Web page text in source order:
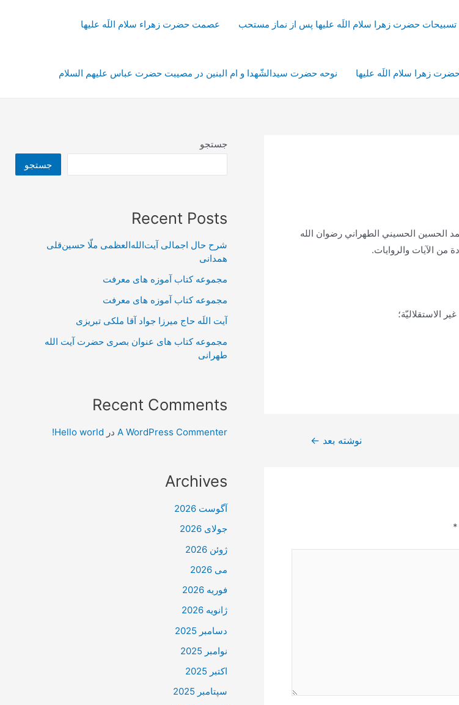
تسبیحات حضرت زهرا سلام اللَه علیها پس از نماز مستحب عصمت حضرت زهراء سلام اللَه علیها
زهرا سلام اللَه علیها نوحه حضرت سیدالشّهدا و ام البنین در مصیبت حضرت عباس علیهم السلام
الحسين الحسيني الطهراني رضوان الله
من الآيات والروايات.
الاستقلاليّة؛
نوشته بعد ←
*
جستجو
جستجو
Recent Posts
شرح حال اجمالی آیت‌الله‌العظمی ملّا حسین‌قلی
همدانی
مجموعه کتاب آموزه های معرفت
مجموعه کتاب آموزه های معرفت
آیت اللَه حاج میرزا جواد آقا ملکی تبریزی
مجموعه کتاب های عنوان بصری حضرت آیت الله
طهرانی
Recent Comments
A WordPress Commenter در Hello world!
Archives
آگوست 2026
جولای 2026
ژوئن 2026
می 2026
فوریه 2026
ژانویه 2026
دسامبر 2025
نوامبر 2025
اکتبر 2025
سپتامبر 2025